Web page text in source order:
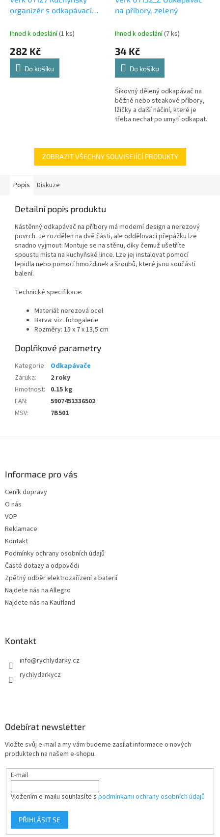
organizér s odkapávací
Ihned k odeslání(1 ks)
282 Kč
Do košíku
na příbory, zelený
Ihned k odeslání(7 ks)
34 Kč
Do košíku
Šikovný dělený odkapávač na
běžné nebo steakové příbory,
lžičky a další náčiní, které je
třeba nechat po umytí odkapat.
ZOBRAZIT VŠECHNY SOUVISEJÍCÍ PRODUKTY
Popis Diskuze
Detailní popis produktu
Nástěnný odkapávač na příbory má moderní design a nerezový
povrch. Je rozdělen na dvě části, ale oddělovací přepážku lze
snadno vyjmout. Montuje se na stěnu, díky čemuž ušetříte
spoustu místa na kuchyňské lince. Lze jej instalovat pomocí
lepidla nebo pomocí hmoždinek a šroubů, které jsou součástí
balení.
Technické specifikace:
Materiál: nerezová ocel
Barva: viz. fotogalerie
Rozměry: 15 x 7 x 13,5 cm
Doplňkové parametry
Kategorie: Odkapávače
Záruka:
2 roky
Hmotnost:
0.15 kg
EAN:
5907451336502
MSV: 7B501
Informace pro vás
Ceník dopravy
O nás
VOP
Reklamace
Kontakt
Podmínky ochrany osobních údajů
Časté dotazy a odpovědi
Zpětný odběr elektrozařízení a baterií
Najdete nás na Allegro
Najdete nás na Kaufland
Kontakt
info@rychlydarky.cz
rychlydarkycz
Odebírat newsletter
Vložte svůj e-mail a my vám budeme zasílat informace o nových
produktech na našem e-shopu.
E-mail
Vložením e-mailu souhlasíte s podmínkami ochrany osobních údajů
PŘIHLÁSIT SE